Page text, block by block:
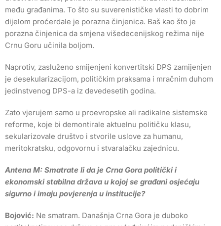
među građanima. To što su suverenističke vlasti to dobrim
dijelom proćerdale je porazna činjenica. Baš kao što je
porazna činjenica da smjena višedecenijskog režima nije
Crnu Goru učinila boljom.
Naprotiv, zasluženo smijenjeni konvertitski DPS zamijenjen
je desekularizacijom, političkim praksama i mračnim duhom
jedinstvenog DPS-a iz devedesetih godina.
Zato vjerujem samo u proevropske ali radikalne sistemske
reforme, koje bi demontirale aktuelnu političku klasu,
sekularizovale društvo i stvorile uslove za humanu,
meritokratsku, odgovornu i stvaralačku zajednicu.
Antena M: Smatrate li da je Crna Gora politički i
ekonomski stabilna država u kojoj se građani osjećaju
sigurno i imaju povjerenja u institucije?
Bojović: Ne smatram. Današnja Crna Gora je duboko